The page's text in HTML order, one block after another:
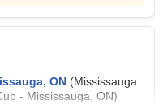
ON (Mississauga
- Mississauga, ON)